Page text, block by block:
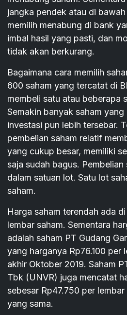
jangka pendek atau di
memilih menabung di bank
imbal hasil yang pasti, dan
tidak akan berkurang.
Bagaimana cara memilih
600 saham yang tercatat di
membeli satu atau beberapa
Semakin banyak saham
investasi pun lebih tersebar.
pembelian saham relatif
yang cukup besar, memiliki
saja sudah bagus. Pembelian
dalam satuan lot. Satu lot
saham.
Harga saham terendah ada
lembar saham. Sementara
adalah saham PT Gudang
yang harganya Rp76.100 per
akhir Oktober 2019. Saham
Tbk (UNVR) juga mencatat
sebesar Rp47.750 per
yang sama.